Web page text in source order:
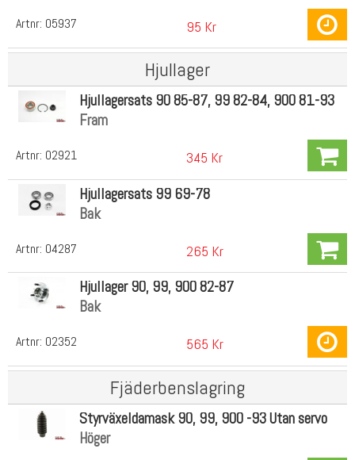
Artnr: 05937 95 Kr
Hjullager
Artnr: 02921
Hjullagersats 90 85-87, 99 82-84, 900 81-93
Fram
345 Kr
Artnr: 04287
Hjullagersats 99 69-78
Bak
265 Kr
Artnr: 02352
Hjullager 90, 99, 900 82-87
Bak
565 Kr
Fjäderbenslagring
Styrväxeldamask 90, 99, 900 -93 Utan servo
Höger